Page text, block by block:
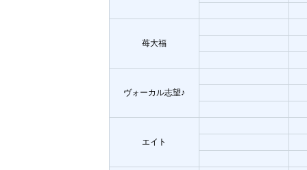
苺大福
ヴォーカル志望♪
エイト